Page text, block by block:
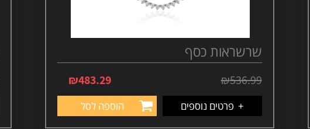
שרשראות כסף
₪536.99
₪483.29
+ פרטים נוספים הוספה לסל